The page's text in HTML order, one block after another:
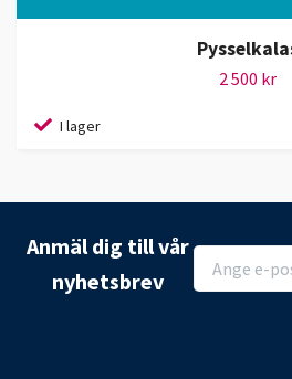
2 500 kr
I lager
Anmäl dig till vår
nyhetsbrev